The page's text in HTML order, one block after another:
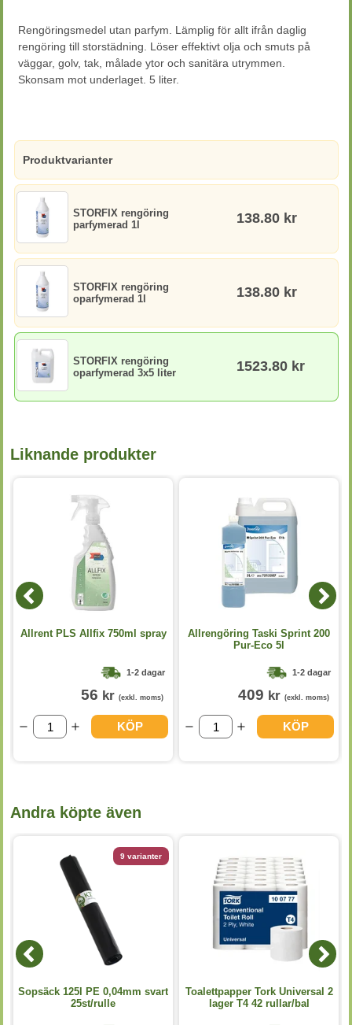
Rengöringsmedel utan parfym. Lämplig för allt ifrån daglig
rengöring till storstädning. Löser effektivt olja och smuts på
väggar, golv, tak, målade ytor och sanitära utrymmen.
Skonsam mot underlaget. 5 liter.
Produktvarianter
STORFIX rengöring
parfymerad 1l
138.80 kr
STORFIX rengöring
oparfymerad 1l
138.80 kr
STORFIX rengöring
oparfymerad 3x5 liter
1523.80 kr
Liknande produkter
Allrent PLS Allfix 750ml spray
1-2 dagar
56 kr (exkl. moms)
KÖP
Allrengöring Taski Sprint 200
Pur-Eco 5l
1-2 dagar
409 kr (exkl. moms)
KÖP
Andra köpte även
9 varianter
Sopsäck 125l PE 0,04mm svart
25st/rulle
Toalettpapper Tork Universal 2
lager T4 42 rullar/bal